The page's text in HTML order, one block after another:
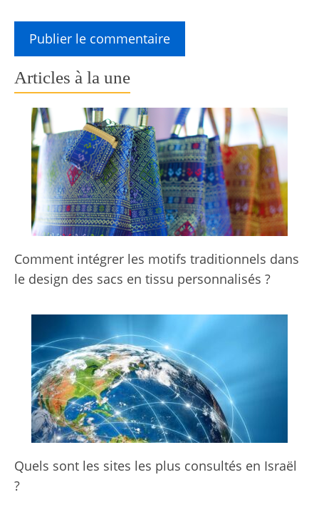
Articles à la une
Comment intégrer les motifs traditionnels dans
le design des sacs en tissu personnalisés ?
Quels sont les sites les plus consultés en Israël
?